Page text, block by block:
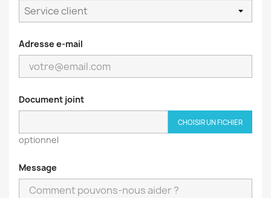
Adresse e-mail
Document joint
CHOISIR UN FICHIER
optionnel
Message